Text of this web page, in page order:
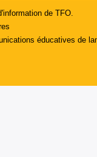
de TFO.
éducatives de